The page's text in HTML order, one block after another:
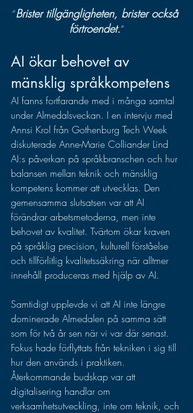
”Brister tillgängligheten, brister också
förtroendet.”
AI ökar behovet av
mänsklig språkkompetens
AI fanns fortfarande med i många samtal
under Almedalsveckan. I en intervju med
Annsi Krol från Gothenburg Tech Week
diskuterade Anne-Marie Colliander Lind
AI:s påverkan på språkbranschen och hur
balansen mellan teknik och mänsklig
kompetens kommer att utvecklas. Den
gemensamma slutsatsen var att AI
förändrar arbetsmetoderna, men inte
behovet av kvalitet. Tvärtom ökar kraven
på språklig precision, kulturell förståelse
och tillförlitlig kvalitetssäkring när alltmer
innehåll produceras med hjälp av AI.
Samtidigt upplevde vi att AI inte längre
dominerade Almedalen på samma sätt
som för två år sen när vi var där senast.
Fokus hade förflyttats från tekniken i sig till
hur den används i praktiken.
Återkommande budskap var att
digitalisering handlar om
verksamhetsutveckling, inte om teknik, och